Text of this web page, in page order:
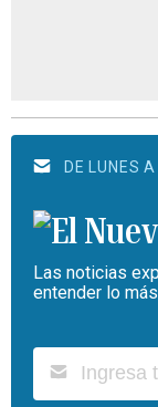
DE LUNES
Las noticias
entender lo